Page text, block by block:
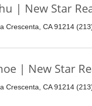
| New Star
Crescenta, CA 91214
| New Star
Crescenta, CA 91214